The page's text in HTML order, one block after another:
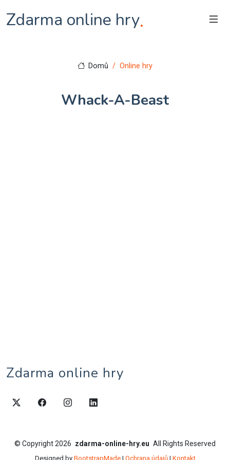
Zdarma online hry.
Domů Online hry
Whack-A-Beast
Zdarma online hry
© Copyright2026 zdarma-online-hry.eu All Rights Reserved
Designed by BootstrapMade| Ochrana údajů| Kontakt